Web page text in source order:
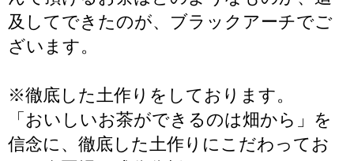
及してできたのが、ブラックアーチでご
ざいます。
※徹底した土作りをしております。
「おいしいお茶ができるのは畑から」を
信念に、徹底した土作りにこだわってお